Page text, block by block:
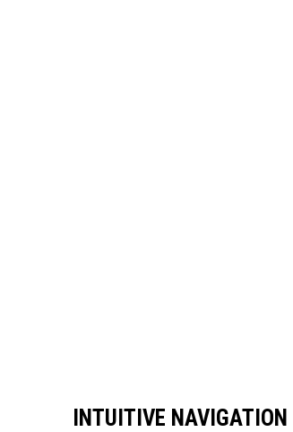
INTUITIVE NAVIGATION